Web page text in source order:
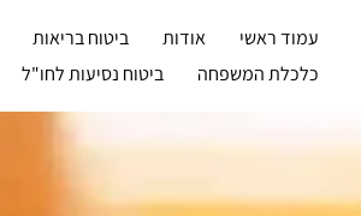
עמוד ראשי אודות ביטוח בריאות
כלכלת המשפחה
ביטוח נסיעות לחו"ל